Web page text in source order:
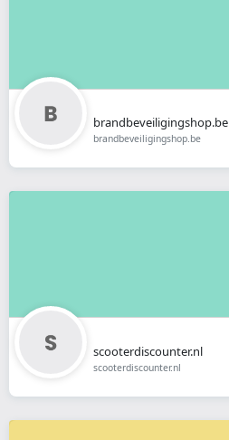
brandbeveiligingshop.be
brandbeveiligingshop.be
scooterdiscounter.nl
scooterdiscounter.nl